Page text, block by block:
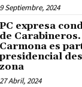
9 Septiembre, 2024
PC expresa
de
Carmona es
presidencial
zona
27 Abril, 2024